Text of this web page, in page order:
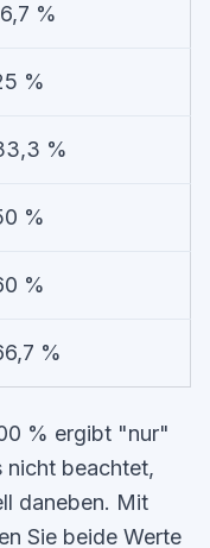
%
%
%
%
%
%
% ergibt "nur"
nicht beachtet,
daneben. Mit
Sie beide Werte